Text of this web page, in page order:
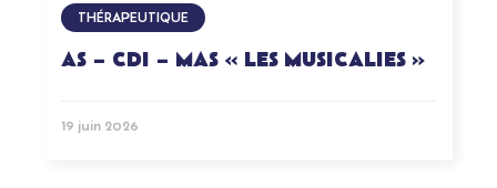
THÉRAPEUTIQUE
AS – CDI – MAS « LES MUSICALIES »
19 juin 2026